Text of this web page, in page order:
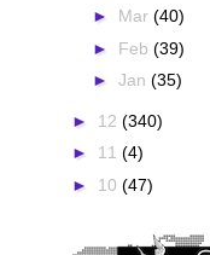
► Mar (40)
► Feb (39)
► Jan (35)
► 12 (340)
► 11 (4)
► 10 (47)